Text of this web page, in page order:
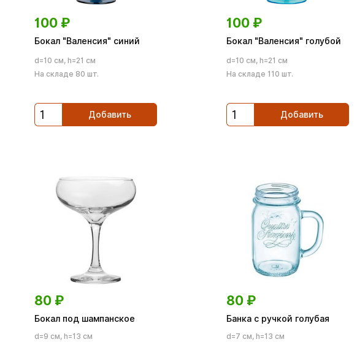
100 ₽
Бокал "Валенсия" синий
d=10 см, h=21 см
На складе 80 шт.
Добавить
100 ₽
Бокал "Валенсия" голубой
d=10 см, h=21 см
На складе 110 шт.
Добавить
80 ₽
Бокал под шампанское
d=9 см, h=13 см
80 ₽
Банка с ручкой голубая
d=7 см, h=13 см